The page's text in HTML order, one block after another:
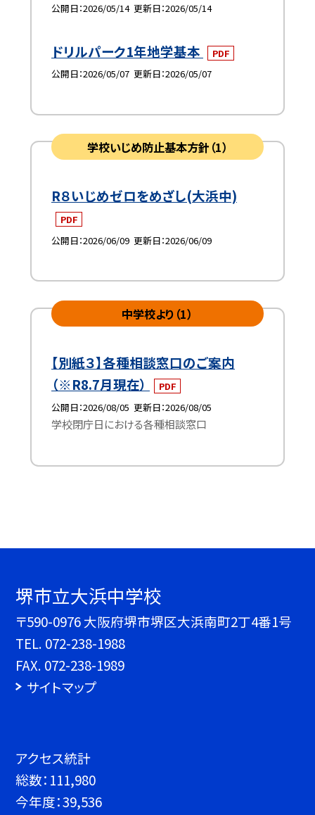
公開日 2026/05/14 更新日 2026/05/14
ドリルパーク1年地学基本
PDF
公開日 2026/05/07 更新日 2026/05/07
学校いじめ防止基本方針（1）
R８いじめゼロをめざし(大浜中)
PDF
公開日 2026/06/09 更新日 2026/06/09
中学校より（1）
【別紙３】各種相談窓口のご案内
（※R8.7月現在）
PDF
公開日 2026/08/05 更新日 2026/08/05
学校閉庁日における各種相談窓口
堺市立大浜中学校
〒590-0976 大阪府堺市堺区大浜南町2丁4番1号
TEL. 072-238-1988
FAX. 072-238-1989
サイトマップ
アクセス統計
総数： 111,980
今年度：39,536